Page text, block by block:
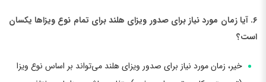
۶. آیا زمان مورد نیاز برای صدور ویزای هلند برای تمام نوع ویزاها یکسان
است؟
خیر، زمان مورد نیاز برای صدور ویزای هلند می‌تواند بر اساس نوع ویزا